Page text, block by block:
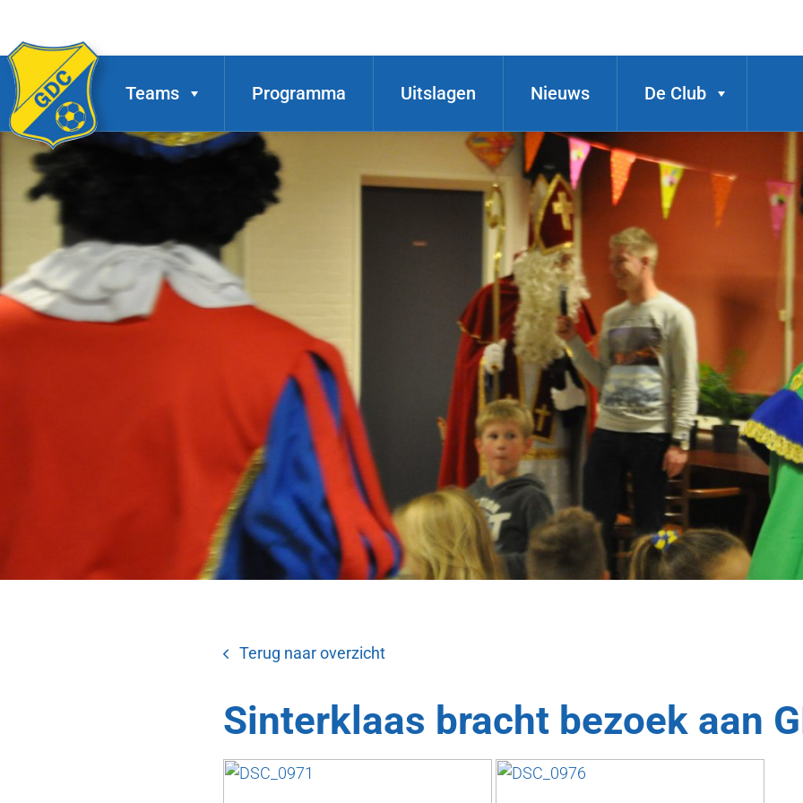
Teams Programma Uitslagen Nieuws De Club
Terug naar overzicht
Sinterklaas bracht bezoek aan